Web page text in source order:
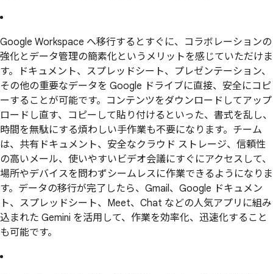
Google Workspace へ移行するとすぐに、コラボレーションの
強化とデータ管理の簡素化というメリットを感じていただけま
す。ドキュメント、スプレッドシート、プレゼンテーション、
その他の重要なデータを Google ドライブに直接、安全にコピ
ーすることが可能です。コンテンツをダウンロードしてアップ
ロードし直す、コピーして貼り付けるといった、書式を乱し、
時間を無駄にする煩わしい手作業も不要になります。チーム
は、共有ドキュメント、安全なクラウド ストレージ、信頼性
の高いメール、使いやすいビデオ会議にすぐにアクセスして、
場所やデバイスを問わずシームレスに作業できるようになりま
す。データの移行が完了したら、Gmail、Google ドキュメン
ト、スプレッドシート、Meet、Chat などの人気アプリに組み
込まれた Gemini を活用して、作業を効率化、迅速化すること
も可能です。